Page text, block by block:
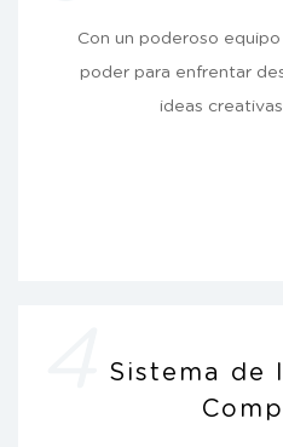
Con un poderoso
poder para enfrentar
ideas
Sistema de